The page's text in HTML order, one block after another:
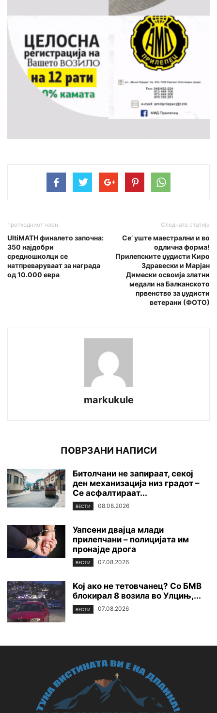
претходниот член,
UltiMATH финалето започна:
350 најдобри
средношколци се
натпреваруваат за награда
од 10.000 евра
Следната статија
Се’ уште маестрални и во
одлична форма!
Прилепските џудисти Киро
Здравески и Марјан
Димески освоија златни
медали на Балканското
првенство за џудисти
ветерани (ФОТО)
markukule
ПОВРЗАНИ НАПИСИ
Битолчани не запираат, секој
ден механизација низ градот –
Се асфалтираат...
ВЕСТИ 08.08.2026
Уапсени двајца млади
прилепчани – полицијата им
пронајде дpoга
ВЕСТИ 07.08.2026
Koj ако не тетовчанец? Со БМВ
блокирал 8 возила во Улцињ,...
ВЕСТИ 07.08.2026